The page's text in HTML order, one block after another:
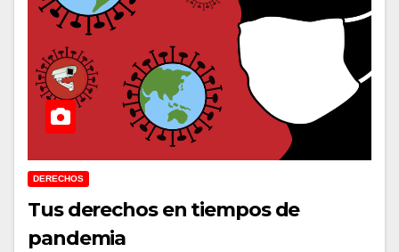
DERECHOS
Tus derechos en tiempos de
pandemia